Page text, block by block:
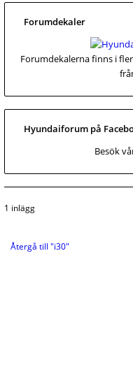
Forumdekaler
Forumdekalerna finns i
Hyundaiforum på
Besök
1 inlägg
Återgå till "i30"